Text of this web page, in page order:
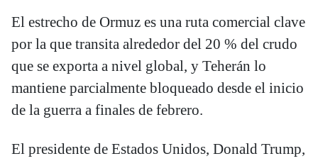
El estrecho de Ormuz es una ruta comercial clave
por la que transita alrededor del 20 % del crudo
que se exporta a nivel global, y Teherán lo
mantiene parcialmente bloqueado desde el inicio
de la guerra a finales de febrero.
El presidente de Estados Unidos, Donald Trump,